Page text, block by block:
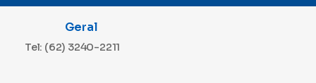
Geral
Tel: (62) 3240-2211